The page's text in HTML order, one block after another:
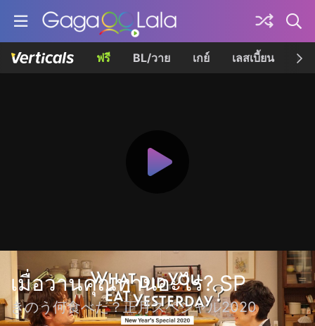
ฟรี BL/วาย เกย์ เลสเบี้ยน เค
เมื่อวานคุณทานอะไร? SP
きのう何食べた？正月スペシャル2020